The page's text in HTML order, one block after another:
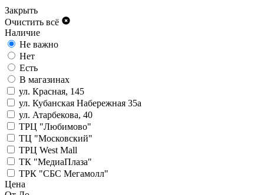
Закрыть
Очистить всё
Наличие
Не важно
Нет
Есть
В магазинах
ул. Красная, 145
ул. Кубанская Набережная 35а
ул. Атарбекова, 40
ТРЦ "Любимово"
ТЦ "Московский"
ТРЦ West Mall
ТК "МедиаПлаза"
ТРК "СБС Мегамолл"
Цена